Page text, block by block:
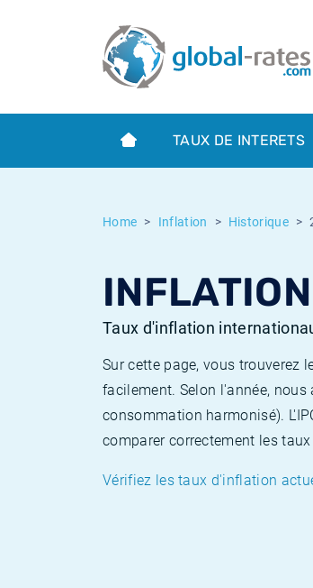
TAUX DE INTERETS
Home Inflation Historique
Taux d'inflation
Sur cette page, vous trouverez
facilement. Selon l'année,
consommation harmonisé).
comparer correctement les
Vérifiez les taux d'inflation
Term SOFR
Qu'est-ce que l'inflation IPC?
Qu'est-ce que l'inflation IPCH?
Taux Euribor historiques
Taux ESTER historiques
Taux d'inflation historiques
Calculateur d’inflation